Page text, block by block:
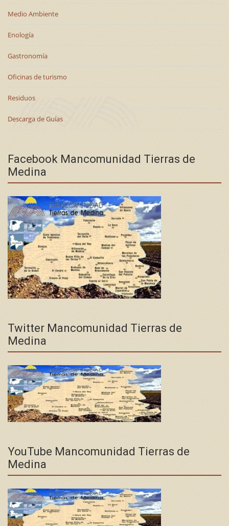
Medio Ambiente
Enología
Gastronomía
Oficinas de turismo
Residuos
Descarga de Guías
Facebook Mancomunidad Tierras de
Medina
Twitter Mancomunidad Tierras de
Medina
YouTube Mancomunidad Tierras de
Medina